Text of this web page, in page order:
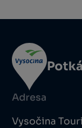
Adresa
Vysočina